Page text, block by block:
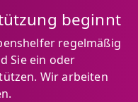
beginnt
regelmäßig
Sie ein oder
Wir arbeiten